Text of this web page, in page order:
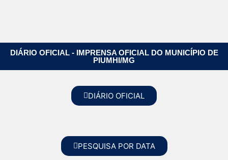
DIÁRIO OFICIAL - IMPRENSA OFICIAL DO MUNICÍPIO DE
PIUMHI/MG
DIÁRIO OFICIAL
PESQUISA POR DATA